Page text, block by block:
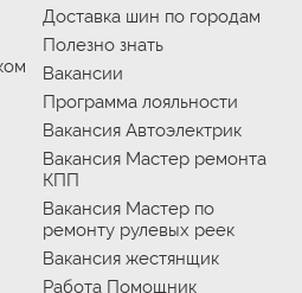
Доставка шин по городам
Полезно знать
Вакансии
Программа лояльности
Вакансия Автоэлектрик
Вакансия Мастер ремонта
КПП
Вакансия Мастер по
ремонту рулевых реек
Вакансия жестянщик
Работа Помощник